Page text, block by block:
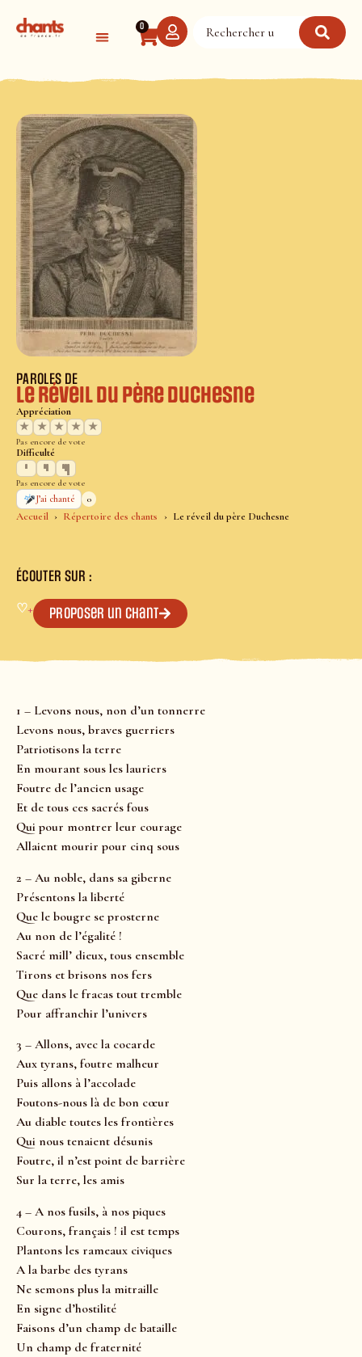
0
Accueil Répertoire des chants Le réveil du père Duchesne
PAROLES DE
Le réveil du père Duchesne
Appréciation
★
★ ★ ★ ★
Pas encore de vote
Difficulté
Pas encore de vote
J’ai chanté
0
ÉCOUTER SUR :
♡+ Proposer un chant
1 – Levons nous, non d’un tonnerre
Levons nous, braves guerriers
Patriotisons la terre
En mourant sous les lauriers
Foutre de l’ancien usage
Et de tous ces sacrés fous
Qui pour montrer leur courage
Allaient mourir pour cinq sous
2 – Au noble, dans sa giberne
Présentons la liberté
Que le bougre se prosterne
Au non de l’égalité !
Sacré mill’ dieux, tous ensemble
Tirons et brisons nos fers
Que dans le fracas tout tremble
Pour affranchir l’univers
3 – Allons, avec la cocarde
Aux tyrans, foutre malheur
Puis allons à l’accolade
Foutons-nous là de bon cœur
Au diable toutes les frontières
Qui nous tenaient désunis
Foutre, il n’est point de barrière
Sur la terre, les amis
4 – A nos fusils, à nos piques
Courons, français ! il est temps
Plantons les rameaux civiques
A la barbe des tyrans
Ne semons plus la mitraille
En signe d’hostilité
Faisons d’un champ de bataille
Un champ de fraternité